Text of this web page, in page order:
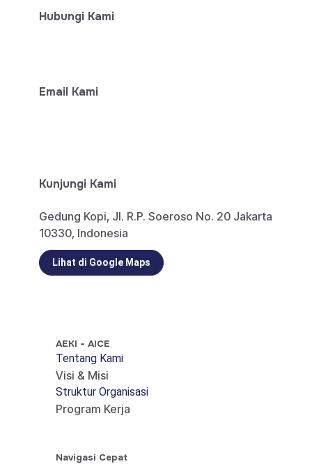
Hubungi Kami
Email Kami
Kunjungi Kami
Gedung Kopi, Jl. R.P. Soeroso No. 20 Jakarta
10330, Indonesia
Lihat di Google Maps
AEKI - AICE
Tentang Kami
Visi & Misi
Struktur Organisasi
Program Kerja
Navigasi Cepat